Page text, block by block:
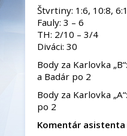
Štvrtiny: 1:6, 10:8,
Fauly: 3 – 6
TH: 2/10 – 3/4
Diváci: 30
Body za Karlovka
a Badár po 2
Body za Karlovka
po 2
Komentár